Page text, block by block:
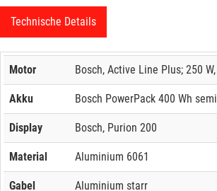
Technische Details
Motor Bosch, Active Line Plus; 250
Akku Bosch PowerPack 400 Wh
Display Bosch, Purion 200
Material Aluminium 6061
Gabel Aluminium starr